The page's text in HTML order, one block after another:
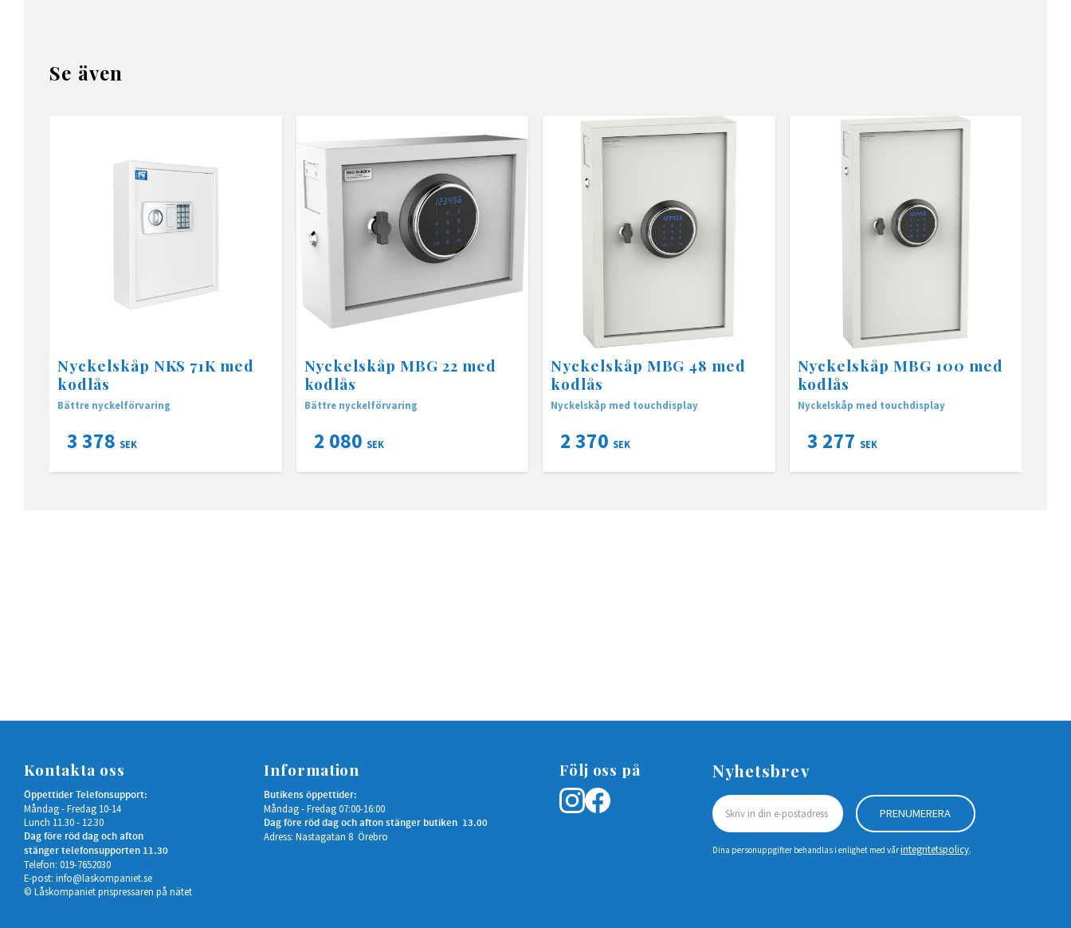
Se även
Nyckelskåp NKS 71K med
kodlås
Bättre nyckelförvaring
3 378 SEK
Nyckelskåp MBG 22 med
kodlås
Bättre nyckelförvaring
2 080 SEK
Nyckelskåp MBG 48 med
kodlås
Nyckelskåp med touchdisplay
2 370 SEK
Nyckelskåp MBG 100 med
kodlås
Nyckelskåp med touchdisplay
3 277 SEK
Kontakta oss
Öppettider Telefonsupport:
Måndag - Fredag 10-14
Lunch 11.30 - 12.30
Dag före röd dag och afton
stänger telefonsupporten 11.30
Telefon: 019-7652030
E-post: info@laskompaniet.se
© Låskompaniet prispressaren på nätet
Information
Butikens öppettider:
Måndag - Fredag 07:00-16:00
Dag före röd dag och afton stänger butiken 13.00
Adress: Nastagatan 8 Örebro
Följ oss på Nyhetsbrev
PRENUMERERA
Dina personuppgifter behandlas i enlighet med vårintegritetspolicy.